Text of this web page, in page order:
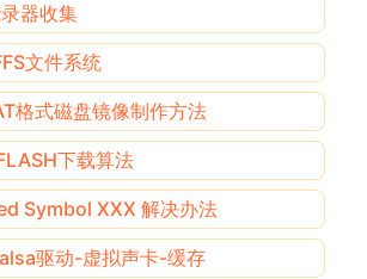
器收集
文件系统
格式磁盘镜像制作方法
下载算法
Symbol XXX 解决办法
驱动-虚拟声卡-缓存